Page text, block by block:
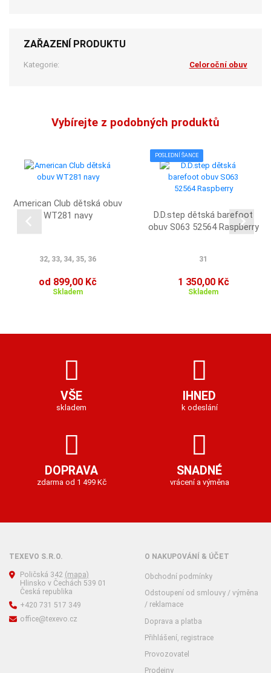
ZAŘAZENÍ PRODUKTU
Kategorie: Celoroční obuv
Vybírejte z podobných produktů
American Club dětská obuv
WT281 navy
32, 33, 34, 35, 36
od 899,00 Kč
Skladem
POSLEDNÍ ŠANCE
D.D.step dětská barefoot
obuv S063 52564 Raspberry
31
1 350,00 Kč
Skladem
VŠE
skladem
IHNED
k odeslání
DOPRAVA
zdarma od 1 499 Kč
SNADNÉ
vrácení a výměna
TEXEVO S.R.O.
Poličská 342 (mapa)
Hlinsko v Čechách 539 01
Česká republika
+420 731 517 349
office@texevo.cz
O NAKUPOVÁNÍ & ÚČET
Obchodní podmínky
Odstoupení od smlouvy / výměna
/ reklamace
Doprava a platba
Přihlášení, registrace
Provozovatel
Prodejny